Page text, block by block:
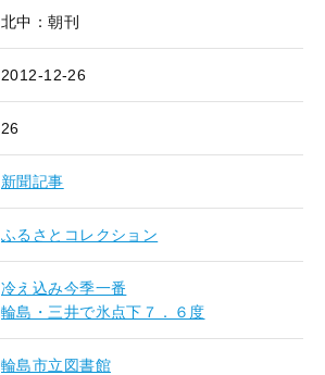
北中：朝刊
2012-12-26
26
新聞記事
ふるさとコレクション
冷え込み今季一番
輪島・三井で氷点下７．６度
輪島市立図書館